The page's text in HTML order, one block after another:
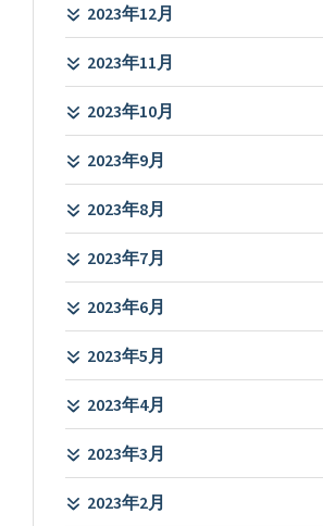
2023年12月
2023年11月
2023年10月
2023年9月
2023年8月
2023年7月
2023年6月
2023年5月
2023年4月
2023年3月
2023年2月